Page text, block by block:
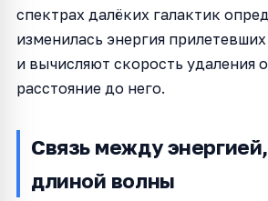
спектрах далёких галактик
изменилась энергия
и вычисляют скорость удаления
расстояние до него.
Связь между
длиной волны